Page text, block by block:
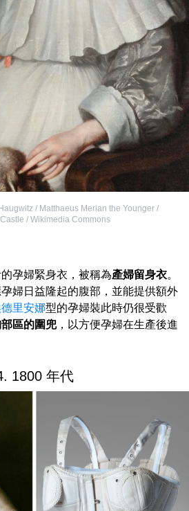
/ Matthaeus Merian the Younger /
/ Wikimedia Commons
孕婦緊身衣，被稱為產婦留身衣。
婦日益隆起的腹部，並能提供額外
里安娜型的孕婦裝此時仍很受歡
部區的圍兜，以方便孕婦在生產後進
1800 年代